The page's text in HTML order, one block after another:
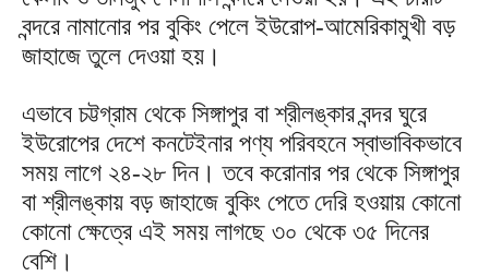
বন্দরে নামানোর পর বুকিং পেলে ইউরোপ-আমেরিকামুখী বড়
জাহাজে তুলে দেওয়া হয়।
এভাবে চট্টগ্রাম থেকে সিঙ্গাপুর বা শ্রীলঙ্কার বন্দর ঘুরে
ইউরোপের দেশে কনটেইনার পণ্য পরিবহনে স্বাভাবিকভাবে
সময় লাগে ২৪-২৮ দিন। তবে করোনার পর থেকে সিঙ্গাপুর
বা শ্রীলঙ্কায় বড় জাহাজে বুকিং পেতে দেরি হওয়ায় কোনো
কোনো ক্ষেত্রে এই সময় লাগছে ৩০ থেকে ৩৫ দিনের
বেশি।